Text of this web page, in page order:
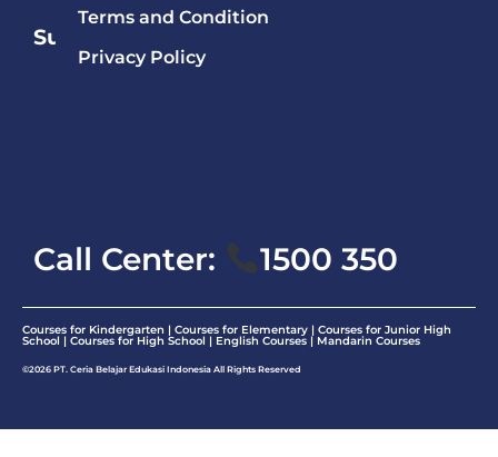
Subject
Terms and Condition
Privacy Policy
Call Center: 1500 350
Courses for Kindergarten | Courses for Elementary | Courses for Junior High
School | Courses for High School | English Courses | Mandarin Courses
©2026 PT. Ceria Belajar Edukasi Indonesia All Rights Reserved